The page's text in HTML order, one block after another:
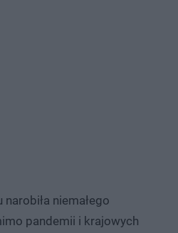
narobiła niemałego
pandemii i krajowych